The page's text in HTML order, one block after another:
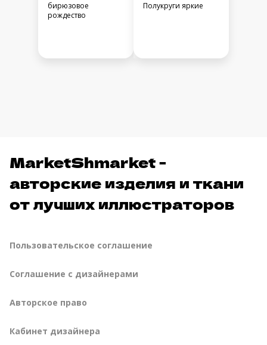
бирюзовое
рождество
Полукруги яркие
MarketShmarket -
авторские изделия и ткани
от лучших иллюстраторов
Пользовательское соглашение
Соглашение с дизайнерами
Авторское право
Кабинет дизайнера